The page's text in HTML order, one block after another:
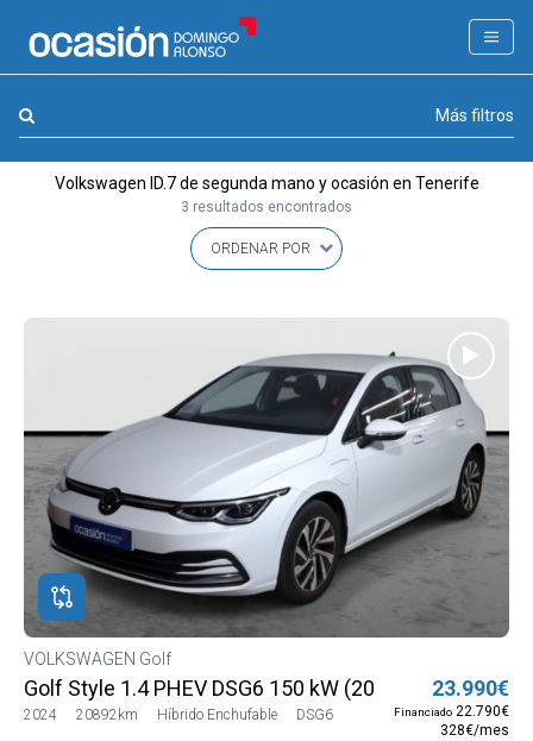
FILTROS
APPROVED
Combustible y cambio (1)
Precio y cuota
Carrocería, año y Kms. (0)
Más filtros
Volkswagen ID.7 de segunda mano y ocasión en Tenerife
3 resultados encontrados
VOLKSWAGEN Golf
Golf Style 1.4 PHEV DSG6 150 kW (204 CV)
2024 20892km Híbrido Enchufable DSG6
23.990€
Financiado 22.790€
328€/mes